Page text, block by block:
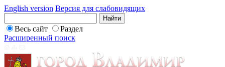
English version Версия для слабовидящих
Весь сайт
Раздел
Расширенный поиск